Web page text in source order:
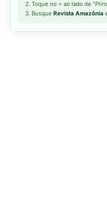
2. Toque no ⭐ ao lado de
3. Busque Revista Amazônia